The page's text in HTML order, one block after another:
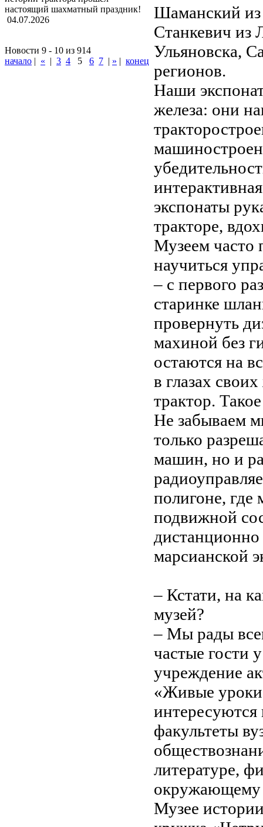
настоящий шахматный праздник!
04.07.2026
Новости 9 - 10 из 914
начало | « | 3 4 5 6 7 | » | конец
Шаманский из
Станкевич из
Ульяновска,
регионов.
Наши
железа: они
экспонаты
тракторе,
Музеем часто
научиться
– с первого
старинке
провернуть
махиной без
остаются на
в глазах
трактор.
Не забываем
только
машин, но и
полигоне, где
подвижной
дистанционно
марсианской
– Кстати, на
музей?
– Мы рады
частые гости
учреждение
«Живые
интересуются
факультеты
литературе,
окружающему
Музее